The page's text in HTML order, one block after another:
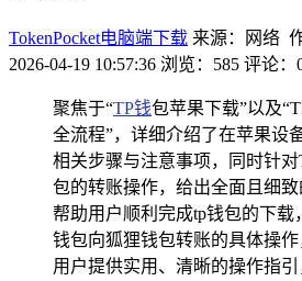
TokenPocket电脑端下载 来源：网络
2026-04-19 10:57:36 浏览：585 评论：
聚焦于“TP钱包苹果下载”以及
全流程”，详细介绍了在苹果设
相关步骤与注意事项，同时针
包的转账操作，给出全面且细
帮助用户顺利完成tp钱包的下载
钱包向狐狸钱包转账的具体操
用户提供实用、清晰的操作指